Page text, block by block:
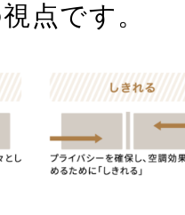
点です。